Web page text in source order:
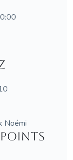
Noémi
Points